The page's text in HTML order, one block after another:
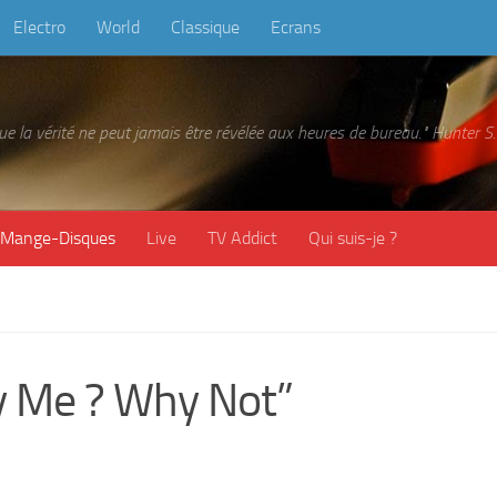
Electro World Classique Ecrans
la vérité ne peut jamais être révélée aux heures de bureau." Hunter
Mange-Disques Live TV Addict Qui suis-je ?
Me ? Why Not”